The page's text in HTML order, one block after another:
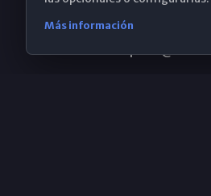
(+34) 952 224 386
Más información